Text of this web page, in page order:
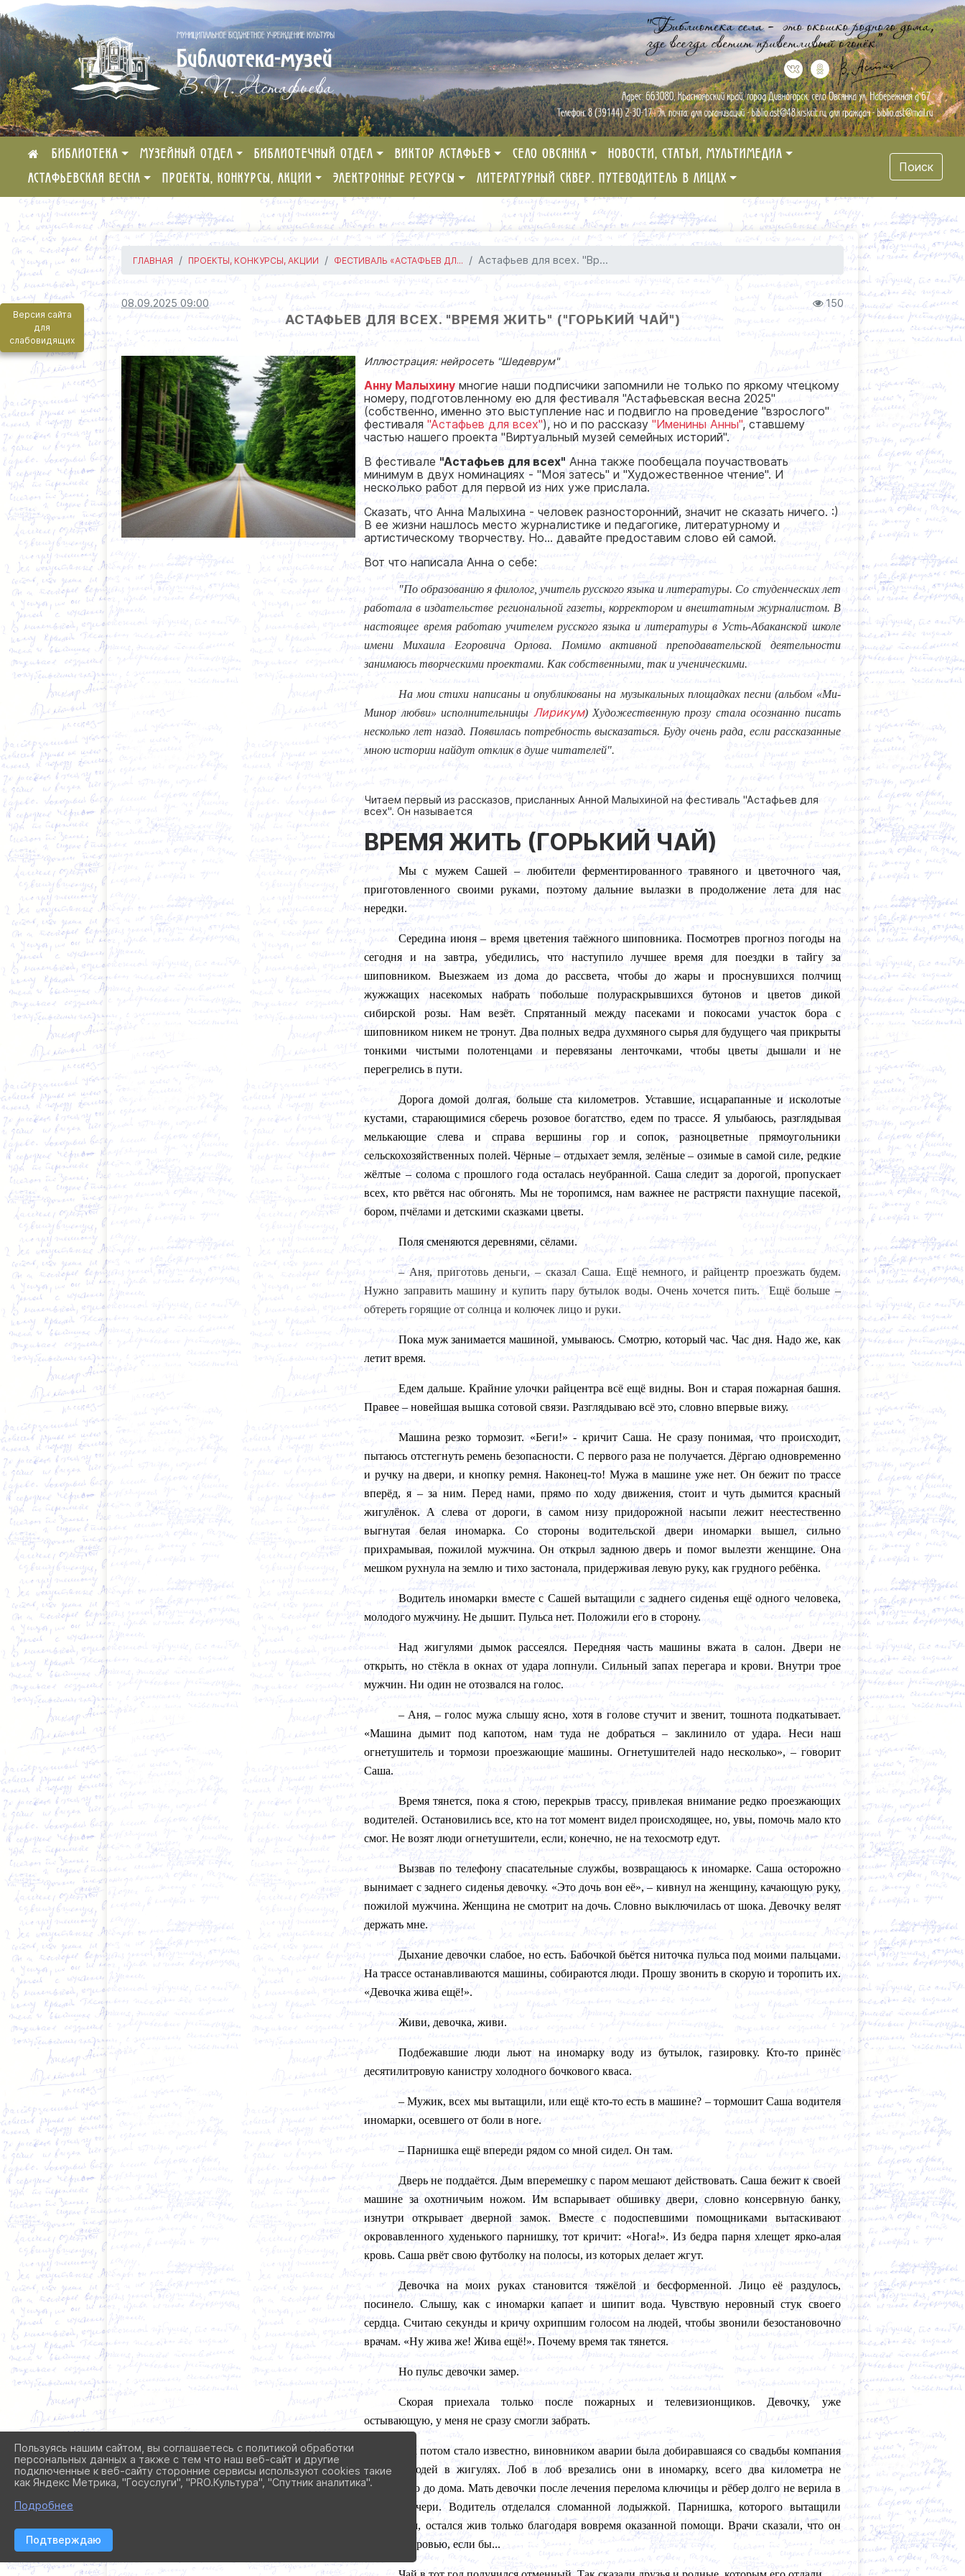
Версия сайта
для
слабовидящих
БИБЛИОТЕКА МУЗЕЙНЫЙ ОТДЕЛ БИБЛИОТЕЧНЫЙ ОТДЕЛ ВИКТОР АСТАФЬЕВ СЕЛО ОВСЯНКА НОВОСТИ, СТАТЬИ, МУЛЬТИМЕДИА
АСТАФЬЕВСКАЯ ВЕСНА ПРОЕКТЫ, КОНКУРСЫ, АКЦИИ ЭЛЕКТРОННЫЕ РЕСУРСЫ ЛИТЕРАТУРНЫЙ СКВЕР. ПУТЕВОДИТЕЛЬ В ЛИЦАХ
Поиск
ГЛАВНАЯ ПРОЕКТЫ, КОНКУРСЫ, АКЦИИ ФЕСТИВАЛЬ «АСТАФЬЕВ ДЛ... Астафьев для всех. "Вр...
08.09.2025 09:00 150
АСТАФЬЕВ ДЛЯ ВСЕХ. "ВРЕМЯ ЖИТЬ" ("ГОРЬКИЙ ЧАЙ")
Иллюстрация: нейросеть "Шедеврум"
Анну Малыхину многие наши подписчики запомнили не только по яркому чтецкому
номеру, подготовленному ею для фестиваля "Астафьевская весна 2025"
(собственно, именно это выступление нас и подвигло на проведение "взрослого"
фестиваля"Астафьев для всех"), но и по рассказу"Именины Анны", ставшему
частью нашего проекта "Виртуальный музей семейных историй".
В фестивале "Астафьев для всех" Анна также пообещала поучаствовать
минимум в двух номинациях - "Моя затесь" и "Художественное чтение". И
несколько работ для первой из них уже прислала.
Сказать, что Анна Малыхина - человек разносторонний, значит не сказать ничего. :)
В ее жизни нашлось место журналистике и педагогике, литературному и
артистическому творчеству. Но... давайте предоставим слово ей самой.
Вот что написала Анна о себе:
"По образованию я филолог, учитель русского языка и литературы. Со студенческих лет
работала в издательстве региональной газеты, корректором и внештатным журналистом. В
настоящее время работаю учителем русского языка и литературы в Усть-Абаканской школе
имени Михаила Егоровича Орлова. Помимо активной преподавательской деятельности
занимаюсь творческими проектами. Как собственными, так и ученическими.
На мои стихи написаны и опубликованы на музыкальных площадках песни (альбом «Ми-
Минор любви» исполнительницы Лирикум) Художественную прозу стала осознанно писать
несколько лет назад. Появилась потребность высказаться. Буду очень рада, если рассказанные
мною истории найдут отклик в душе читателей".
Читаем первый из рассказов, присланных Анной Малыхиной на фестиваль "Астафьев для
всех". Он называется
ВРЕМЯ ЖИТЬ (ГОРЬКИЙ ЧАЙ)
Мы с мужем Сашей – любители ферментированного травяного и цветочного чая,
приготовленного своими руками, поэтому дальние вылазки в продолжение лета для нас
нередки.
Середина июня – время цветения таёжного шиповника. Посмотрев прогноз погоды на
сегодня и на завтра, убедились, что наступило лучшее время для поездки в тайгу за
шиповником. Выезжаем из дома до рассвета, чтобы до жары и проснувшихся полчищ
жужжащих насекомых набрать побольше полураскрывшихся бутонов и цветов дикой
сибирской розы. Нам везёт. Спрятанный между пасеками и покосами участок бора с
шиповником никем не тронут. Два полных ведра духмяного сырья для будущего чая прикрыты
тонкими чистыми полотенцами и перевязаны ленточками, чтобы цветы дышали и не
перегрелись в пути.
Дорога домой долгая, больше ста километров. Уставшие, исцарапанные и исколотые
кустами, старающимися сберечь розовое богатство, едем по трассе. Я улыбаюсь, разглядывая
мелькающие слева и справа вершины гор и сопок, разноцветные прямоугольники
сельскохозяйственных полей. Чёрные – отдыхает земля, зелёные – озимые в самой силе, редкие
жёлтые – солома с прошлого года осталась неубранной. Саша следит за дорогой, пропускает
всех, кто рвётся нас обгонять. Мы не торопимся, нам важнее не растрясти пахнущие пасекой,
бором, пчёлами и детскими сказками цветы.
Поля сменяются деревнями, сёлами.
– Аня, приготовь деньги, – сказал Саша. Ещё немного, и райцентр проезжать будем.
Нужно заправить машину и купить пару бутылок воды. Очень хочется пить. Ещё больше –
обтереть горящие от солнца и колючек лицо и руки.
Пока муж занимается машиной, умываюсь. Смотрю, который час. Час дня. Надо же, как
летит время.
Едем дальше. Крайние улочки райцентра всё ещё видны. Вон и старая пожарная башня.
Правее – новейшая вышка сотовой связи. Разглядываю всё это, словно впервые вижу.
Машина резко тормозит. «Беги!» - кричит Саша. Не сразу понимая, что происходит,
пытаюсь отстегнуть ремень безопасности. С первого раза не получается. Дёргаю одновременно
и ручку на двери, и кнопку ремня. Наконец-то! Мужа в машине уже нет. Он бежит по трассе
вперёд, я – за ним. Перед нами, прямо по ходу движения, стоит и чуть дымится красный
жигулёнок. А слева от дороги, в самом низу придорожной насыпи лежит неестественно
выгнутая белая иномарка. Со стороны водительской двери иномарки вышел, сильно
прихрамывая, пожилой мужчина. Он открыл заднюю дверь и помог вылезти женщине. Она
мешком рухнула на землю и тихо застонала, придерживая левую руку, как грудного ребёнка.
Водитель иномарки вместе с Сашей вытащили с заднего сиденья ещё одного человека,
молодого мужчину. Не дышит. Пульса нет. Положили его в сторону.
Над жигулями дымок рассеялся. Передняя часть машины вжата в салон. Двери не
открыть, но стёкла в окнах от удара лопнули. Сильный запах перегара и крови. Внутри трое
мужчин. Ни один не отозвался на голос.
– Аня, – голос мужа слышу ясно, хотя в голове стучит и звенит, тошнота подкатывает.
«Машина дымит под капотом, нам туда не добраться – заклинило от удара. Неси наш
огнетушитель и тормози проезжающие машины. Огнетушителей надо несколько», – говорит
Саша.
Время тянется, пока я стою, перекрыв трассу, привлекая внимание редко проезжающих
водителей. Остановились все, кто на тот момент видел происходящее, но, увы, помочь мало кто
смог. Не возят люди огнетушители, если, конечно, не на техосмотр едут.
Вызвав по телефону спасательные службы, возвращаюсь к иномарке. Саша осторожно
вынимает с заднего сиденья девочку. «Это дочь вон её», – кивнул на женщину, качающую руку,
пожилой мужчина. Женщина не смотрит на дочь. Словно выключилась от шока. Девочку велят
держать мне.
Дыхание девочки слабое, но есть. Бабочкой бьётся ниточка пульса под моими пальцами.
На трассе останавливаются машины, собираются люди. Прошу звонить в скорую и торопить их.
«Девочка жива ещё!».
Живи, девочка, живи.
Подбежавшие люди льют на иномарку воду из бутылок, газировку. Кто-то принёс
десятилитровую канистру холодного бочкового кваса.
– Мужик, всех мы вытащили, или ещё кто-то есть в машине? – тормошит Саша водителя
иномарки, осевшего от боли в ноге.
– Парнишка ещё впереди рядом со мной сидел. Он там.
Дверь не поддаётся. Дым вперемешку с паром мешают действовать. Саша бежит к своей
машине за охотничьим ножом. Им вспарывает обшивку двери, словно консервную банку,
изнутри открывает дверной замок. Вместе с подоспевшими помощниками вытаскивают
окровавленного худенького парнишку, тот кричит: «Нога!». Из бедра парня хлещет ярко-алая
кровь. Саша рвёт свою футболку на полосы, из которых делает жгут.
Девочка на моих руках становится тяжёлой и бесформенной. Лицо её раздулось,
посинело. Слышу, как с иномарки капает и шипит вода. Чувствую неровный стук своего
сердца. Считаю секунды и кричу охрипшим голосом на людей, чтобы звонили безостановочно
врачам. «Ну жива же! Жива ещё!». Почему время так тянется.
Но пульс девочки замер.
Скорая приехала только после пожарных и телевизионщиков. Девочку, уже
остывающую, у меня не сразу смогли забрать.
Как потом стало известно, виновником аварии была добиравшаяся со свадьбы компания
пьяных людей в жигулях. Лоб в лоб врезались они в иномарку, всего два километра не
доехавшую до дома. Мать девочки после лечения перелома ключицы и рёбер долго не верила в
смерть дочери. Водитель отделался сломанной лодыжкой. Парнишка, которого вытащили
последним, остался жив только благодаря вовремя оказанной помощи. Врачи сказали, что он
истёк бы кровью, если бы...
Пользуясь нашим сайтом, вы соглашаетесь с политикой обработки
персональных данных а также с тем что наш веб-сайт и другие
подключенные к веб-сайту сторонние сервисы используют cookies такие
как Яндекс Метрика, "Госуслуги", "PRO.Культура", "Спутник аналитика".
Подробнее
Подтверждаю